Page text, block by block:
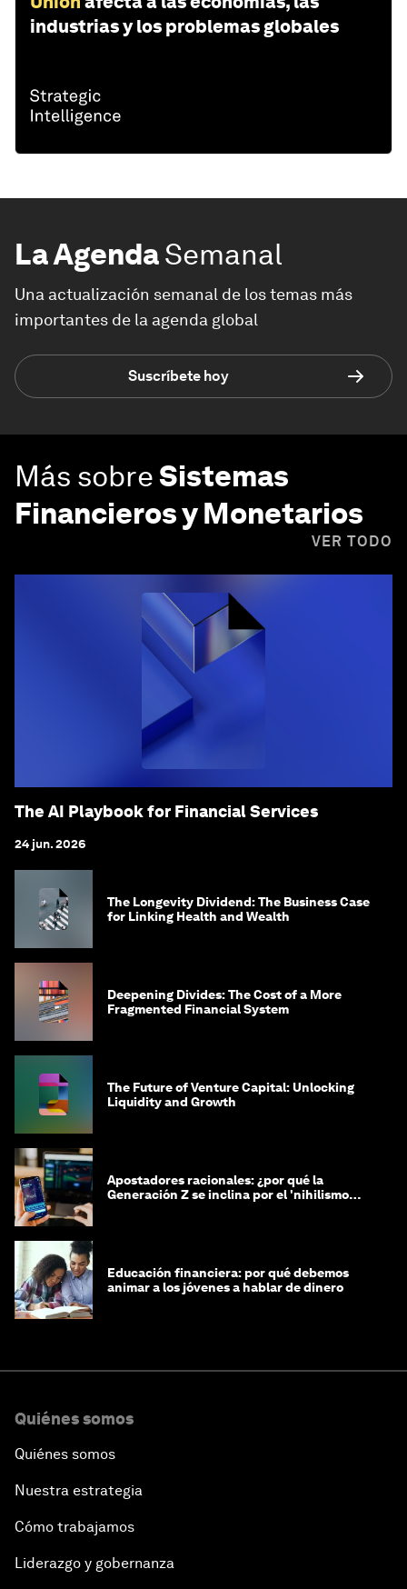
industrias y los problemas globales
La AgendaSemanal
Una actualización semanal de los temas más
importantes de la agenda global
Suscríbete hoy
Más sobreSistemas
Financieros y Monetarios
VER TODO
The AI Playbook for Financial Services
24 jun. 2026
The Longevity Dividend: The Business Case
for Linking Health and Wealth
Deepening Divides: The Cost of a More
Fragmented Financial System
The Future of Venture Capital: Unlocking
Liquidity and Growth
Apostadores racionales: ¿por qué la
Generación Z se inclina por el 'nihilismo
Educación financiera: por qué debemos
animar a los jóvenes a hablar de dinero
Quiénes somos
Quiénes somos
Nuestra estrategia
Cómo trabajamos
Liderazgo y gobernanza